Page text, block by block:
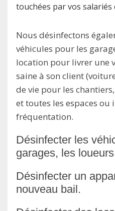
touchées par vos salariés
Nous désinfectons
véhicules pour les
location pour livrer une
saine à son client
de vie pour les
et toutes les espaces ou
fréquentation.
Désinfecter les
garages, les
Désinfecter un
nouveau bail.